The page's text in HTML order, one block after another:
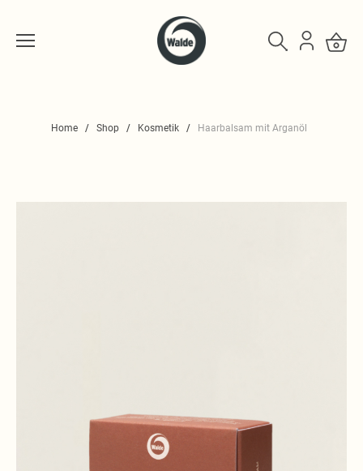
Home Shop Kosmetik Haarbalsam mit Arganöl